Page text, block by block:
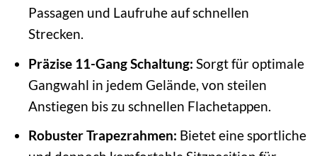
Passagen und Laufruhe auf schnellen
Strecken.
Präzise 11-Gang Schaltung: Sorgt für optimale
Gangwahl in jedem Gelände, von steilen
Anstiegen bis zu schnellen Flachetappen.
Robuster Trapezrahmen: Bietet eine sportliche